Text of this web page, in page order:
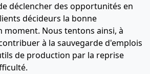
déclencher des opportunités en
décideurs la bonne
Nous tentons ainsi, à
à la sauvegarde d'emplois
de production par la reprise